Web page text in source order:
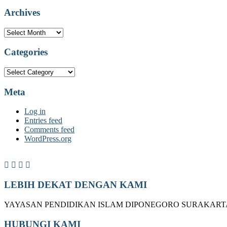
Archives
Archives
Categories
Categories
Meta
Log in
Entries feed
Comments feed
WordPress.org
LEBIH DEKAT DENGAN KAMI
YAYASAN PENDIDIKAN ISLAM DIPONEGORO
HUBUNGI KAMI